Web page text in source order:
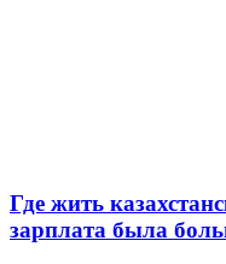
Где жить
зарплата была